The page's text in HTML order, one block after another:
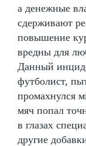
а денежные
сдерживают
повышение
вредны для
Данный
футболист,
промахнулся
мяч попал
в глазах
другие